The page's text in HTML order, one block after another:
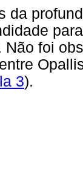
da
Não foi
3).